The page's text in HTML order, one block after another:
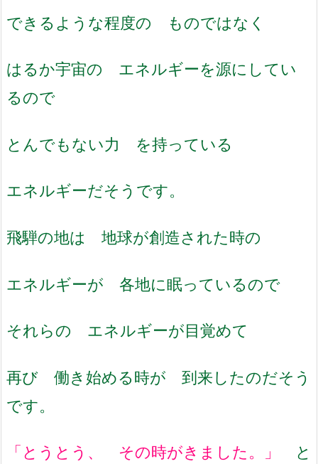
できるような程度の ものではなく
はるか宇宙の エネルギーを源にしてい
るので
とんでもない力 を持っている
エネルギーだそうです。
飛騨の地は 地球が創造された時の
エネルギーが 各地に眠っているので
それらの エネルギーが目覚めて
再び 働き始める時が 到来したのだそう
です。
「とうとう、 その時がきました。」 と